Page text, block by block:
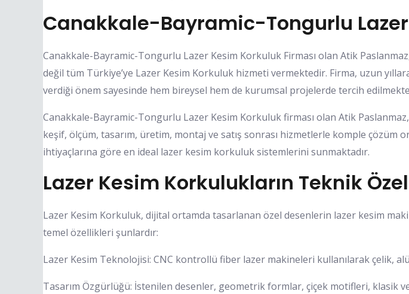
Canakkale-Bayramic-Tongurlu
Canakkale-Bayramic-Tongurlu Lazer Kesim Korkuluk Firması olan Atik
değil tüm Türkiye’ye Lazer Kesim Korkuluk hizmeti vermektedir. Firma, uzun
verdiği önem sayesinde hem bireysel hem de kurumsal projelerde tercih
Canakkale-Bayramic-Tongurlu Lazer Kesim Korkuluk firması olan Atik
keşif, ölçüm, tasarım, üretim, montaj ve satış sonrası hizmetlerle komple çözüm
ihtiyaçlarına göre en ideal lazer kesim korkuluk sistemlerini sunmaktadır.
Lazer Kesim Korkulukların Teknik
Lazer Kesim Korkuluk, dijital ortamda tasarlanan özel desenlerin lazer kesim
temel özellikleri şunlardır:
Lazer Kesim Teknolojisi: CNC kontrollü fiber lazer makineleri kullanılarak çelik,
Tasarım Özgürlüğü: İstenilen desenler, geometrik formlar, çiçek motifleri, klasik